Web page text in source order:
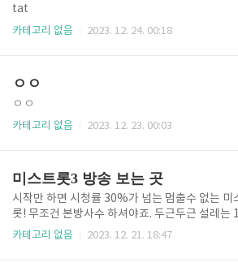
다. 1표로 지는 것이 선거입니다. 지금 몇 표 차이
니 여러분이 응원하시는 마음속의 그 가수에게 서
투표하세요. 접속하셔서, 투표권을 얻어야 투표할
표권을 얻을 수 있습니다. 👉 미스트롯3 인기투표
트 * 이..
tat
카테고리 없음 2023. 12. 24. 00:18
ㅇㅇ
ㅇㅇ
카테고리 없음 2023. 12. 23. 00:03
미스트롯3 방송 보는 곳
시작만 하면 시청률 30%가 넘는 멈출수 없는 미
롯! 무조건 본방사수 하셔야죠. 두근두근 설레는
1일 목요일 밤 10시 드디어 미스트롯3 첫 방송 시
카테고리 없음 2023. 12. 21. 18:47